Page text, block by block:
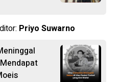
Priyo Suwarno